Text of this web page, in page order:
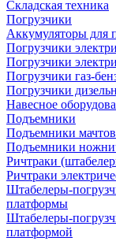
Складская техника
Погрузчики
Аккумуляторы для
Погрузчики
Погрузчики
Погрузчики газ-
Погрузчики
Навесное
Подъемники
Подъемники
Подъемники
Ричтраки
Ричтраки
Штабелеры-
платформы
Штабелеры-
платформой